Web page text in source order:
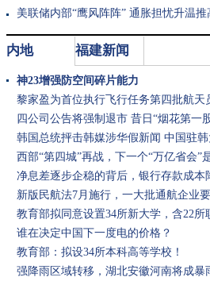
美联储内部“鹰风阵阵” 通胀担忧升温推
内地 福建新闻
神23增强防空间碎片能力
黎家盈为首位执行飞行任务第四批航天
四公司公告将强制退市 昔日“烟花第一
韩国总统抨击韩媒涉华假新闻 中国驻
西部“第四城”再战，下一个“万亿省会”
净息差逐步企稳的背后，银行存款成本
新版民航法7月施行，一大批通航企业
教育部拟同意设置34所新大学，含22所
谁在决定中国下一度电的价格？
教育部：拟设34所本科高等学校！
强降雨区域转移，湖北安徽河南将成暴